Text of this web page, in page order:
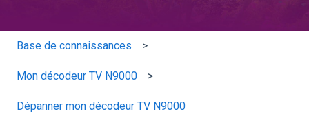
Base de connaissances
Mon décodeur TV N9000
Dépanner mon décodeur TV N9000